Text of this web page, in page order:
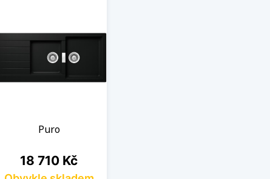
Puro
Cena
18 710 Kč